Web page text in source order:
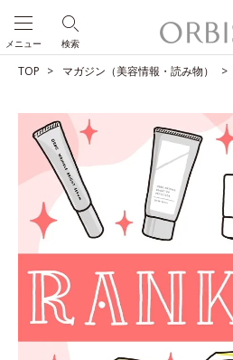
検索
メニュー
TOP マガジン（美容情報・読み物）